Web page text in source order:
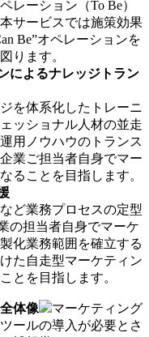
レーション（To Be）
サービスでは施策効果
Be”オペレーションを
ります。
によるナレッジトラン
を体系化したトレーニ
ッショナル人材の並走
用ノウハウのトランス
業ご担当者自身でマー
ることを目指します。
ど業務プロセスの定型
の担当者自身でマーケ
化業務範囲を確立する
た自走型マーケティン
とを目指します。
体像
マーケティング
ールの導入が必要とさ